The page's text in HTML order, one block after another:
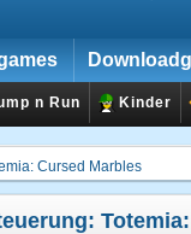
n Run Kinder
Cursed Marbles